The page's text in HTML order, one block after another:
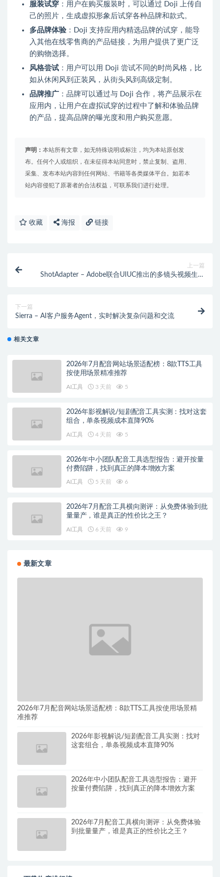
服装试穿 ：用户在购买服装时，可以通过 Doji 上传自
己的照片，生成虚拟形象后试穿各种品牌和款式。
多品牌体验：Doji 支持应用内精选品牌的试穿，能导
入其他在线零售商的产品链接，为用户提供了更广泛
的购物选择。
风格尝试 ：用户可以用 Doji 尝试不同的时尚风格，比
如从休闲风到正装风，从街头风到高级定制。
品牌推广 ：品牌可以通过与 Doji 合作，将产品展示在
应用内，让用户在虚拟试穿的过程中了解和体验品牌
的产品，提高品牌的曝光度和用户购买意愿。
声明： 本站所有文章，如无特殊说明或标注，均为本站原创发
布。任何个人或组织，在未征得本站同意时，禁止复制、盗用、
采集、发布本站内容到任何网站、书籍等各类媒体平台。如若本
站内容侵犯了原著者的合法权益，可联系我们进行处理。
收藏 海报 链接
上一篇
ShotAdapter – Adobe联合UIUC推出的多镜头视频生成
下一篇
Sierra – AI客户服务Agent，实时解决复杂问题和交流
相关文章
2026年7月配音网站场景适配榜：8款TTS工具
按使用场景精准推荐
AI工具 3 天前 5
2026年影视解说/短剧配音工具实测：找对这套
组合，单条视频成本直降90%
AI工具 4 天前 5
2026年中小团队配音工具选型报告：避开按量
付费陷阱，找到真正的降本增效方案
AI工具 5 天前 6
2026年7月配音工具横向测评：从免费体验到批
量量产，谁是真正的性价比之王？
AI工具 6 天前 9
最新文章
2026年7月配音网站场景适配榜：8款TTS工具按使用场景精
准推荐
2026年影视解说/短剧配音工具实测：找对
这套组合，单条视频成本直降90%
2026年中小团队配音工具选型报告：避开
按量付费陷阱，找到真正的降本增效方案
2026年7月配音工具横向测评：从免费体验
到批量量产，谁是真正的性价比之王？